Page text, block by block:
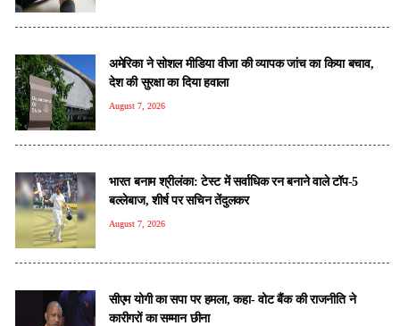
अमेरिका ने सोशल मीडिया वीजा की व्यापक जांच का किया बचाव,
देश की सुरक्षा का दिया हवाला
August 7, 2026
भारत बनाम श्रीलंका: टेस्ट में सर्वाधिक रन बनाने वाले टॉप-5
बल्लेबाज, शीर्ष पर सचिन तेंदुलकर
August 7, 2026
सीएम योगी का सपा पर हमला, कहा- वोट बैंक की राजनीति ने
कारीगरों का सम्मान छीना